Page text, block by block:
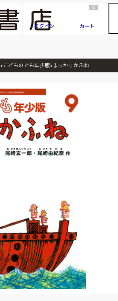
『ONE PIECE magazine 021 ONE PIECEカード付き同梱版』発売延期のご案内
ログイン
0
カート
<こどものとも年少版>まっかっかふね